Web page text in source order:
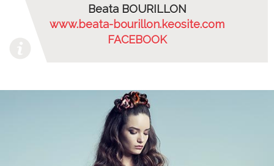
Beata BOURILLON
www.beata-bourillon.keosite.com
FACEBOOK